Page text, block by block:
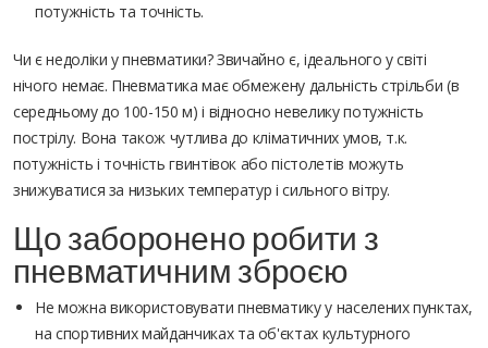
потужність та точність.
Чи є недоліки у пневматики? Звичайно є, ідеального у світі
нічого немає. Пневматика має обмежену дальність стрільби (в
середньому до 100-150 м) і відносно невелику потужність
пострілу. Вона також чутлива до кліматичних умов, т.к.
потужність і точність гвинтівок або пістолетів можуть
знижуватися за низьких температур і сильного вітру.
Що заборонено робити з
пневматичним зброєю
Не можна використовувати пневматику у населених пунктах,
на спортивних майданчиках та об'єктах культурного